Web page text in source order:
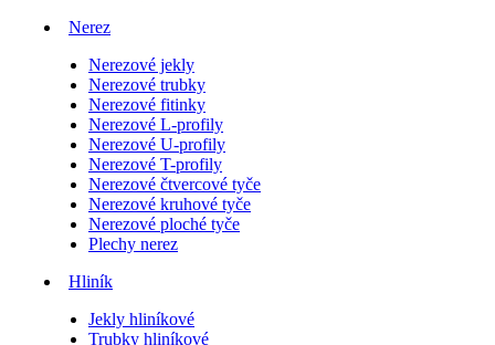
Nerez
Nerezové jekly
Nerezové trubky
Nerezové fitinky
Nerezové L-profily
Nerezové U-profily
Nerezové T-profily
Nerezové čtvercové tyče
Nerezové kruhové tyče
Nerezové ploché tyče
Plechy nerez
Hliník
Jekly hliníkové
Trubky hliníkové